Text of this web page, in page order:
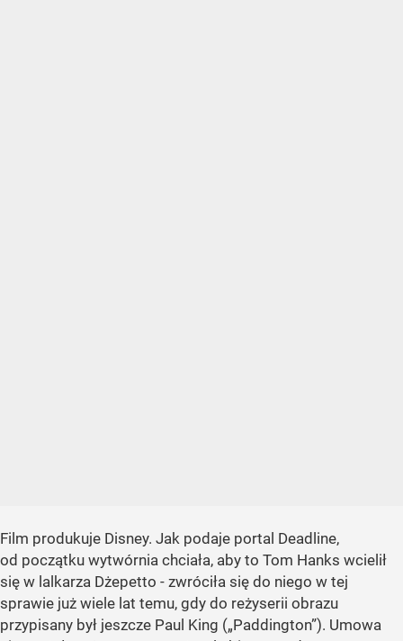
Film produkuje Disney. Jak podaje portal Deadline,
od początku wytwórnia chciała, aby to Tom Hanks wcielił
się w lalkarza Dżepetto - zwróciła się do niego w tej
sprawie już wiele lat temu, gdy do reżyserii obrazu
przypisany był jeszcze Paul King („Paddington”). Umowa